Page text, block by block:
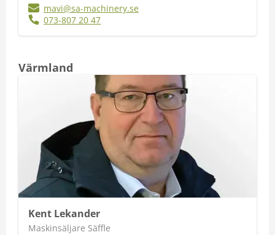
mavi@sa-machinery.se
073-807 20 47
Värmland
Kent Lekander
Maskinsäljare Säffle